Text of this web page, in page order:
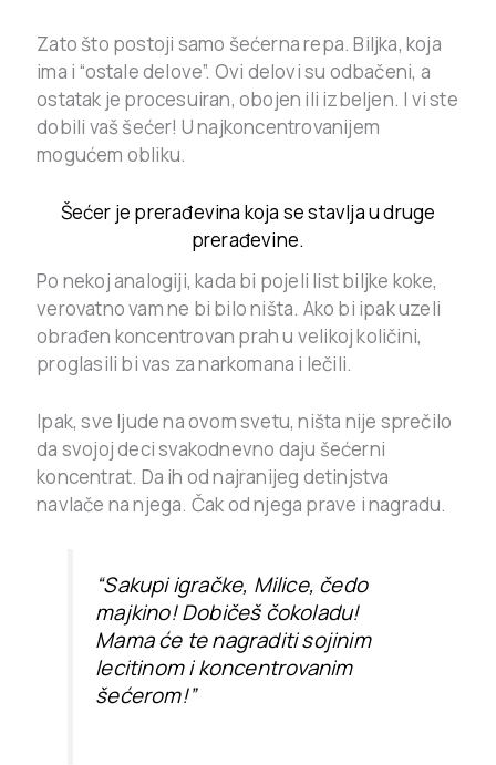
Zato što postoji samo šećerna repa. Biljka, koja
ima i “ostale delove”. Ovi delovi su odbačeni, a
ostatak je procesuiran, obojen ili izbeljen. I vi ste
dobili vaš šećer! U najkoncentrovanijem
mogućem obliku.
Šećer je prerađevina koja se stavlja u druge
prerađevine.
Po nekoj analogiji, kada bi pojeli list biljke koke,
verovatno vam ne bi bilo ništa. Ako bi ipak uzeli
obrađen koncentrovan prah u velikoj količini,
proglasili bi vas za narkomana i lečili.
Ipak, sve ljude na ovom svetu, ništa nije sprečilo
da svojoj deci svakodnevno daju šećerni
koncentrat. Da ih od najranijeg detinjstva
navlače na njega. Čak od njega prave i nagradu.
“Sakupi igračke, Milice, čedo
majkino! Dobičeš čokoladu!
Mama će te nagraditi sojinim
lecitinom i koncentrovanim
šećerom!”